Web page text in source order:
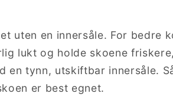
uten en innersåle. For bedre
lukt og holde skoene
en tynn, utskiftbar innersåle.
er best egnet.